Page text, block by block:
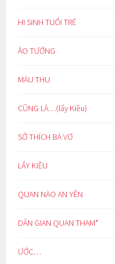
HI SINH TUỔI TRẺ
ẢO TƯỞNG
MÀU THU
CŨNG LÀ…(lẩy Kiều)
SỞ THÍCH BÁ VƠ
LẨY KIỀU
QUAN NÀO AN YÊN
DÂN GIAN QUAN THAM*
ƯỚC…